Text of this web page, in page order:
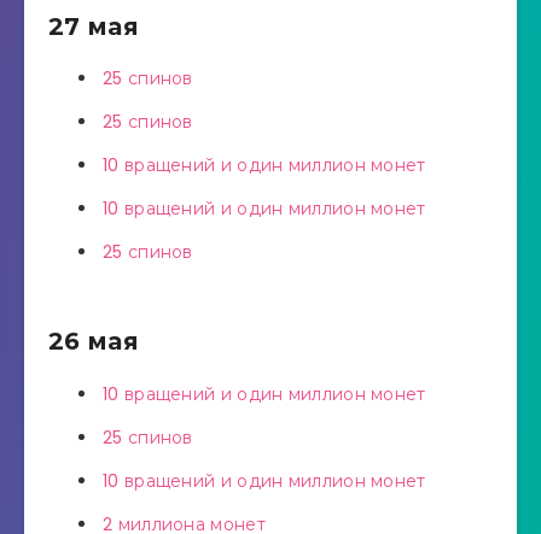
27 мая
25 спинов
25 спинов
10 вращений и один миллион монет
10 вращений и один миллион монет
25 спинов
26 мая
10 вращений и один миллион монет
25 спинов
10 вращений и один миллион монет
2 миллиона монет